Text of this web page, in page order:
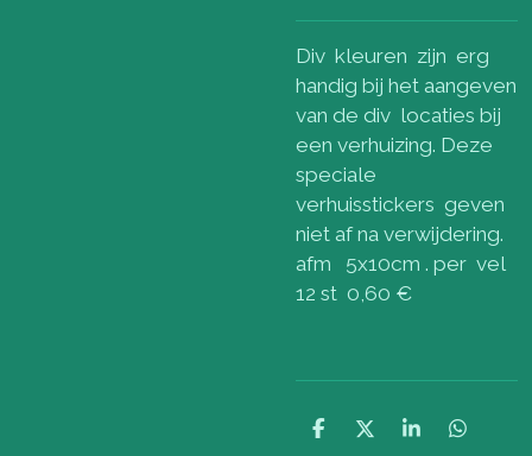
Div kleuren zijn erg
handig bij het aangeven
van de div locaties bij
een verhuizing. Deze
speciale
verhuisstickers geven
niet af na verwijdering.
afm 5x10cm . per vel
12 st 0,60 €
D
D
S
D